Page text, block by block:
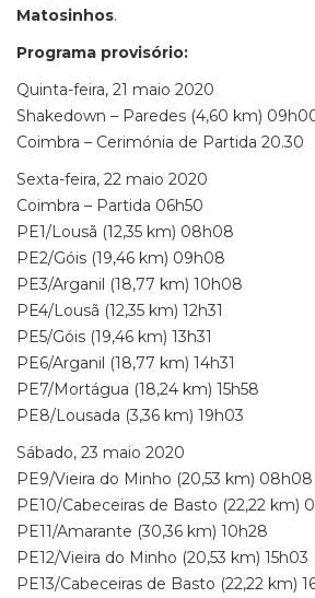
Matosinhos.
Programa provisório:
Quinta-feira, 21 maio 2020
Shakedown – Paredes (4,60 km)
Coimbra – Cerimónia de Partida 20.30
Sexta-feira, 22 maio 2020
Coimbra – Partida 06h50
PE1/Lousã (12,35 km) 08h08
PE2/Góis (19,46 km) 09h08
PE3/Arganil (18,77 km) 10h08
PE4/Lousã (12,35 km) 12h31
PE5/Góis (19,46 km) 13h31
PE6/Arganil (18,77 km) 14h31
PE7/Mortágua (18,24 km) 15h58
PE8/Lousada (3,36 km) 19h03
Sábado, 23 maio 2020
PE9/Vieira do Minho (20,53 km) 08h08
PE10/Cabeceiras de Basto (22,22 km)
PE11/Amarante (30,36 km) 10h28
PE12/Vieira do Minho (20,53 km) 15h03
PE13/Cabeceiras de Basto (22,22 km)